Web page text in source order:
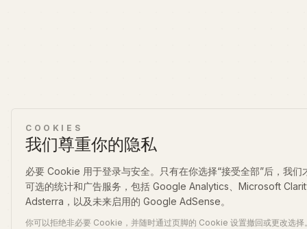
COOKIES
我们尊重你的隐私
必要 Cookie 用于登录与安全。只有在你选择“接受全部”后，我们
可选的统计和广告服务，包括 Google Analytics、Microsoft
Adsterra，以及未来启用的 Google AdSense。
你可以拒绝非必要 Cookie，并随时通过页脚的 Cookie 设置撤回或更改选择